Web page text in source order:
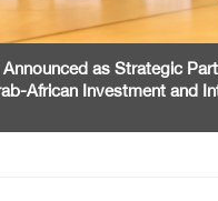
as Strategic
African Investment and